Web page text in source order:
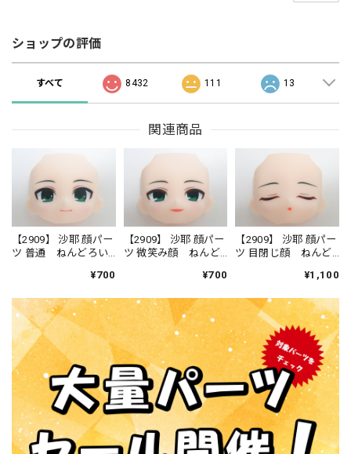
ショップの評価
すべて 8432 111 13
関連商品
【2909】 沙耶 顔パー
ツ 普通 ねんどろい
¥700
【2909】 沙耶 顔パー
ツ 微笑み顔 ねんど
¥700
【2909】 沙耶 顔パー
ツ 目閉じ顔 ねんど
¥1,100